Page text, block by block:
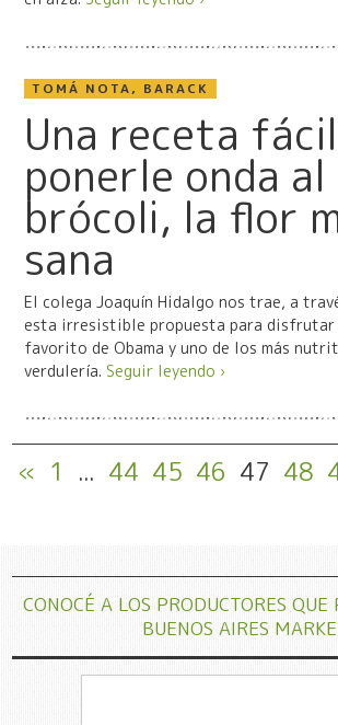
TOMÁ NOTA, BARACK
Una receta
ponerle onda al
brócoli, la flor
sana
El colega Joaquín Hidalgo nos trae, a
esta irresistible propuesta par a
favorito de Obama y uno de los más
verdulería. Seguir leyendo ›
« 1 ... 44 45 46 47 48
CONOCÉ A LOS PRODUCTORES QUE
BUENOS AIRES